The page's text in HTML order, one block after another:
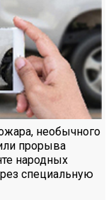
необычного
прорыва
народных
специальную